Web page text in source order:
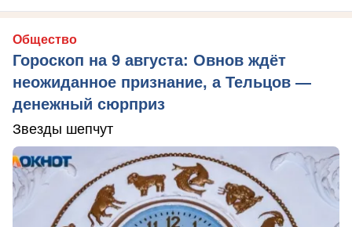
Общество
Гороскоп на 9 августа: Овнов ждёт
неожиданное признание, а Тельцов —
денежный сюрприз
Звезды шепчут